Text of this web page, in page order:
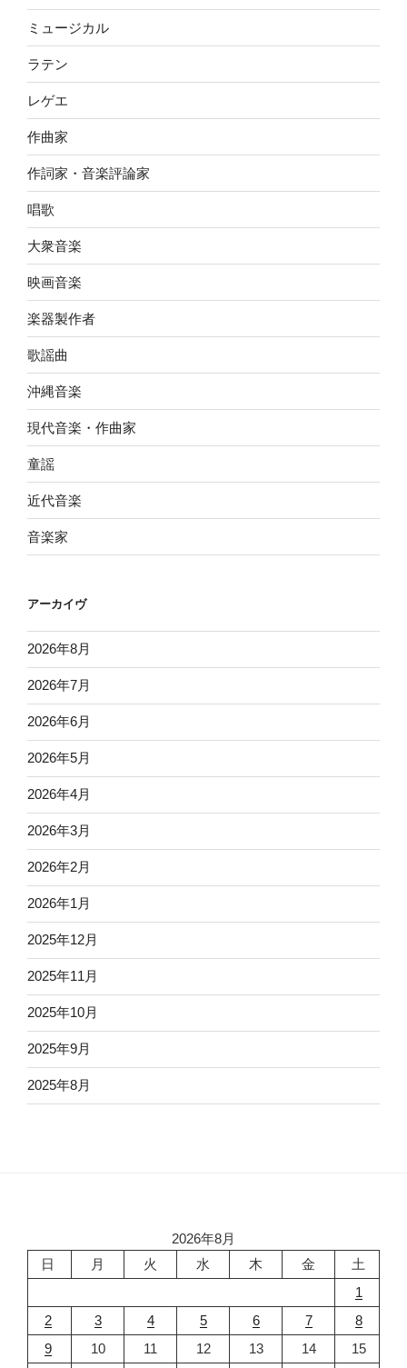
ミュージカル
ラテン
レゲエ
作曲家
作詞家・音楽評論家
唱歌
大衆音楽
映画音楽
楽器製作者
歌謡曲
沖縄音楽
現代音楽・作曲家
童謡
近代音楽
音楽家
アーカイヴ
2026年8月
2026年7月
2026年6月
2026年5月
2026年4月
2026年3月
2026年2月
2026年1月
2025年12月
2025年11月
2025年10月
2025年9月
2025年8月
2026年8月
日
月 火 水 木 金
土
1
2
3 4 5 6 7
8
9
10 11 12 13 14 15